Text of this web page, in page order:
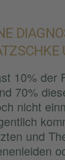
10% der
70%
nicht
und